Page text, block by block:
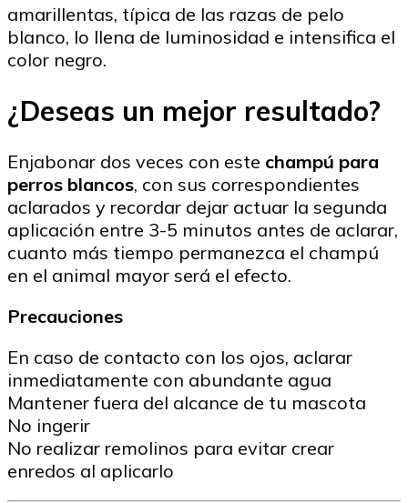
amarillentas, típica de las razas de pelo
blanco, lo llena de luminosidad e intensifica el
color negro.
¿Deseas un mejor resultado?
Enjabonar dos veces con este champú para
perros blancos, con sus correspondientes
aclarados y recordar dejar actuar la segunda
aplicación entre 3-5 minutos antes de aclarar,
cuanto más tiempo permanezca el champú
en el animal mayor será el efecto.
Precauciones
En caso de contacto con los ojos, aclarar
inmediatamente con abundante agua
Mantener fuera del alcance de tu mascota
No ingerir
No realizar remolinos para evitar crear
enredos al aplicarlo